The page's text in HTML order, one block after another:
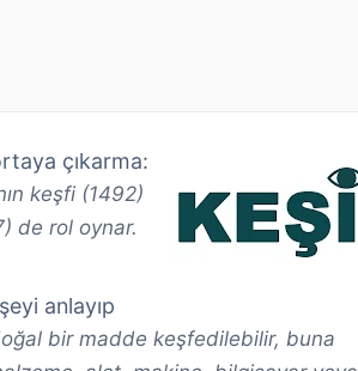
çıkarma:
keşfi (1492)
de rol oynar.
anlayıp
bir madde keşfedilebilir, buna